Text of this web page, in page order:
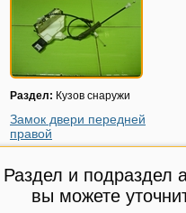
Раздел и подраздел
вы можете
Раздел: Кузов снаружи
Замок двери передней
правой
с 2012г
Состояние:
Отличное,
659363